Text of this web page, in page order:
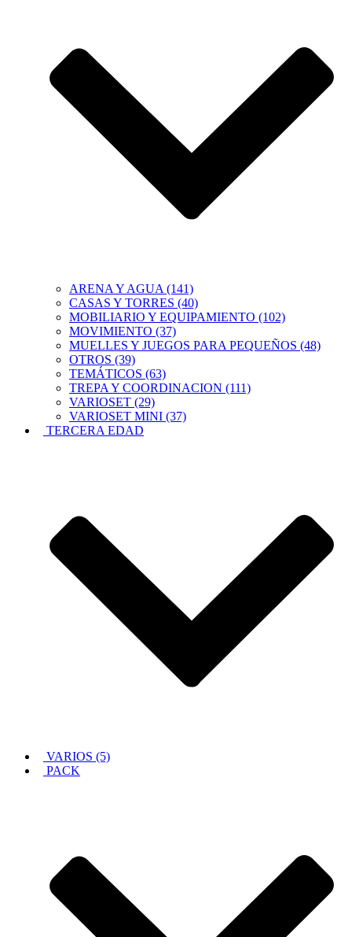
ARENA Y AGUA (141)
CASAS Y TORRES (40)
MOBILIARIO Y EQUIPAMIENTO (102)
MOVIMIENTO (37)
MUELLES Y JUEGOS PARA PEQUEÑOS (48)
OTROS (39)
TEMÁTICOS (63)
TREPA Y COORDINACION (111)
VARIOSET (29)
VARIOSET MINI (37)
TERCERA EDAD
VARIOS (5)
PACK